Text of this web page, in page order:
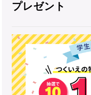
プレゼント